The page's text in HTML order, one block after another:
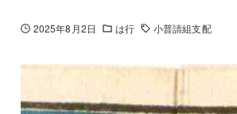
2025年8月2日 は行 小普請組支配